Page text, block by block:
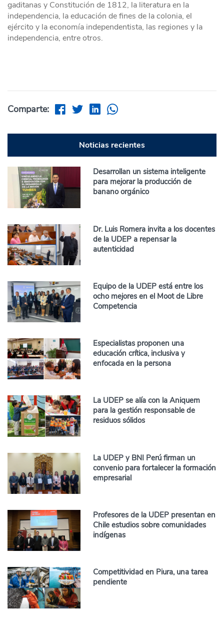
gaditanas y Constitución de 1812, la literatura en la
independencia, la educación de fines de la colonia, el
ejército y la economía independentista, las regiones y la
independencia, entre otros.
Comparte:
Noticias recientes
Desarrollan un sistema inteligente
para mejorar la producción de
banano orgánico
Dr. Luis Romera invita a los docentes
de la UDEP a repensar la
autenticidad
Equipo de la UDEP está entre los
ocho mejores en el Moot de Libre
Competencia
Especialistas proponen una
educación crítica, inclusiva y
enfocada en la persona
La UDEP se alía con la Aniquem
para la gestión responsable de
residuos sólidos
La UDEP y BNI Perú firman un
convenio para fortalecer la formación
empresarial
Profesores de la UDEP presentan en
Chile estudios sobre comunidades
indígenas
Competitividad en Piura, una tarea
pendiente